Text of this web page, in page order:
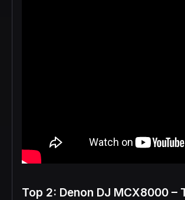
Top 2: Denon DJ MCX8000 –